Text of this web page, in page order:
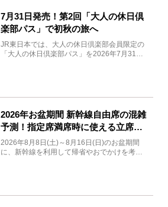
7月31日発売！第2回「大人の休日倶
楽部パス」で初秋の旅へ
JR東日本では、大人の休日倶楽部会員限定の
「大人の休日倶楽部パス」を2026年7月31日
2026年お盆期間 新幹線自由席の混雑
予測！指定席満席時に使える立席特
急券も解説
2026年8月8日(土)～8月16日(日)のお盆期間
に、新幹線を利用して帰省やおでかけを考え